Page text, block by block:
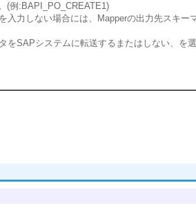
(例:BAPI_PO_CREATE1)
入力しない場合には、Mapperの出力先スキー
をSAPシステムに転送するまたはしない、を